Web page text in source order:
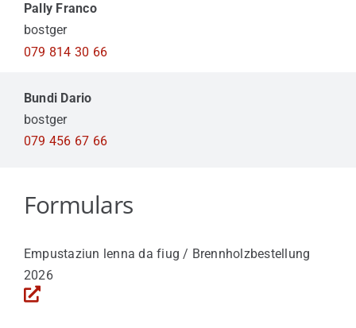
Pally Franco
bostger
079 814 30 66
Bundi Dario
bostger
079 456 67 66
Formulars
Empustaziun lenna da fiug / Brennholzbestellung
2026